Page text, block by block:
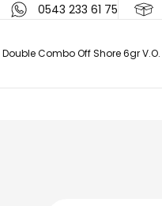
0543 233 61 75